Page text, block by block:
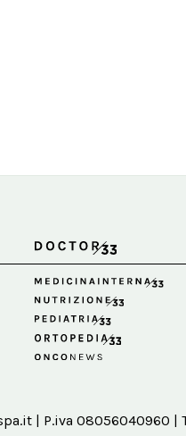
| P.iva 08056040960 |